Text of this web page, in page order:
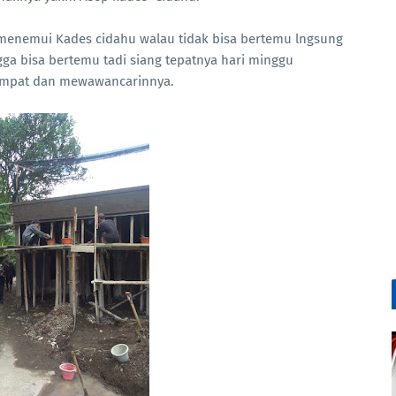
Kades cidahu walau tidak bisa bertemu lngsung
bisa bertemu tadi siang tepatnya hari minggu
dan mewawancarinnya.